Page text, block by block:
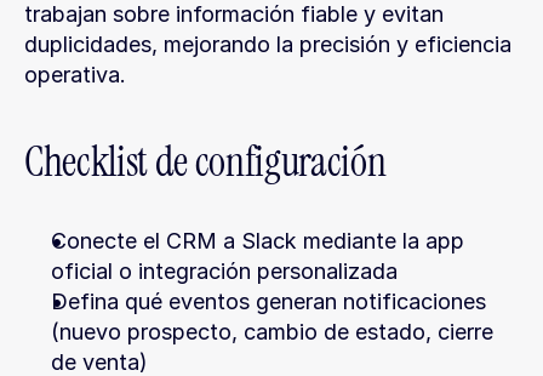
trabajan sobre información fiable y evitan
duplicidades, mejorando la precisión y eficiencia
operativa.
Checklist de configuración
Conecte el CRM a Slack mediante la app
oficial o integración personalizada
Defina qué eventos generan notificaciones
(nuevo prospecto, cambio de estado, cierre
de venta)